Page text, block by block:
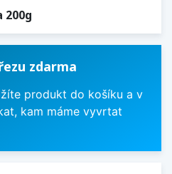
200g
zdarma
produkt do košíku a v
kam máme vyvrtat